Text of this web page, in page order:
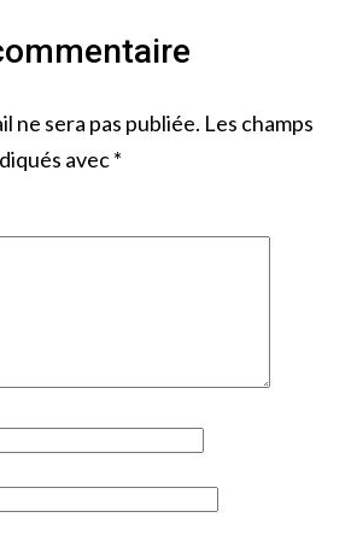
ne sera pas publiée. Les champs
avec*